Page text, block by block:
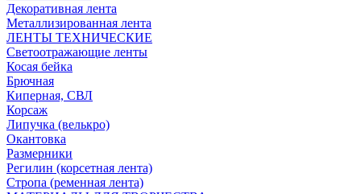
Декоративная лента
Металлизированная лента
ЛЕНТЫ ТЕХНИЧЕСКИЕ
Светоотражающие ленты
Косая бейка
Брючная
Киперная, СВЛ
Корсаж
Липучка (велькро)
Окантовка
Размерники
Регилин (корсетная лента)
Стропа (ременная лента)